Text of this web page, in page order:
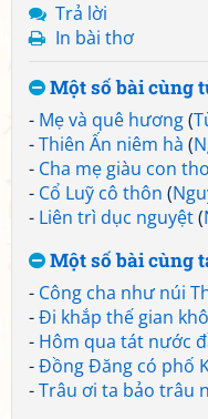
Trả lời
In bài thơ
Một số bài cùng
- Mẹ và quê hương(
-Thiên Ấn niêm hà (
- Cha mẹ giàu con
- Cổ Luỹ cô thôn (
- Liên trì dục nguyệt(
Một số bài cùng
- Công cha như núi
-Đi khắp thế gian
- Hôm qua tát nước
-Đồng Đăng có phố
-Trâu ơi ta bảo trâu